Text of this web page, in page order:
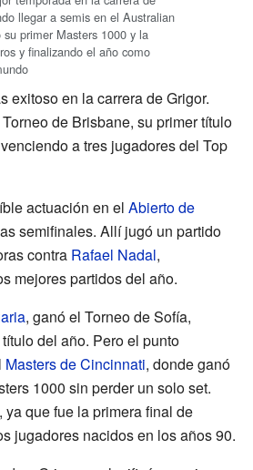
llegar a semis en el Australian
primer Masters 1000 y la
y finalizando el año como
exitoso en la carrera de Grigor.
de Brisbane, su primer título
a tres jugadores del Top
actuación en el Abierto de
semifinales. Allí jugó un partido
contra Rafael Nadal,
mejores partidos del año.
, ganó el Torneo de Sofía,
del año. Pero el punto
Masters de Cincinnati, donde ganó
1000 sin perder un solo set.
ya que fue la primera final de
jugadores nacidos en los años 90.